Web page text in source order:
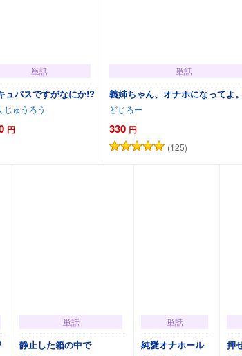
単話
ュバスですがなにか!?
じゅうろう
円
単話
義姉ちゃん、オナホになってよ
どじろー
330 円
(125)
カートに追加
単話
静止した箱の中で
単話
純愛オナホール 押